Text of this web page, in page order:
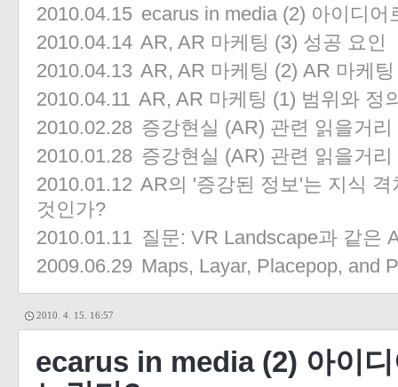
2010.04.15 ecarus in media (2) 아이디어
2010.04.14 AR, AR 마케팅 (3) 성공 요인
2010.04.13 AR, AR 마케팅 (2) AR 마케
2010.04.11 AR, AR 마케팅 (1) 범위와 정
2010.02.28 증강현실 (AR) 관련 읽을거
2010.01.28 증강현실 (AR) 관련 읽을거
2010.01.12 AR의 '증강된 정보'는 지식
것인가?
2010.01.11 질문: VR Landscape과 같은
2009.06.29 Maps, Layar, Placepop, and
2010. 4. 15. 16:57
ecarus in media (2) 아이디